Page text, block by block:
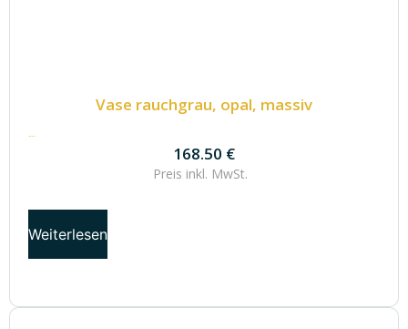
Vase rauchgrau, opal, massiv
168.50 €
168.50 €
Preis inkl. MwSt.
Weiterlesen